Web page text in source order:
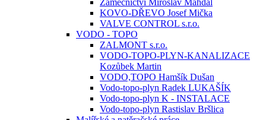
Zámečnictví Miroslav Mahdal
KOVO-DŘEVO Josef Mička
VALVE CONTROL s.r.o.
VODO - TOPO
ZALMONT s.r.o.
VODO-TOPO-PLYN-KANALIZACE
Kozůbek Martin
VODO,TOPO Hamšík Dušan
Vodo-topo-plyn Radek LUKAŠÍK
Vodo-topo-plyn K - INSTALACE
Vodo-topo-plyn Rastislav Bršlica